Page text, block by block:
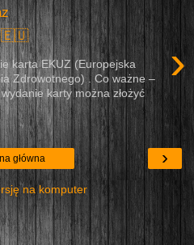
›
karta EKUZ (Europejska
Zdrowotnego) . Co ważne –
karty można złożyć
›
główna
na komputer